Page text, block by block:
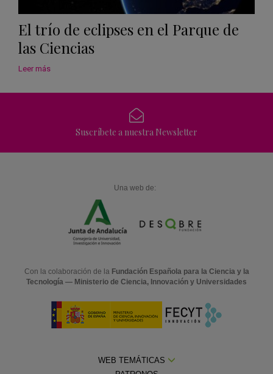
El trío de eclipses en el Parque de
las Ciencias
Leer más
Suscríbete a nuestra Newsletter
Una web de:
Con la colaboración de la Fundación Española para la Ciencia y la
Tecnología — Ministerio de Ciencia, Innovación y Universidades
WEB TEMÁTICAS